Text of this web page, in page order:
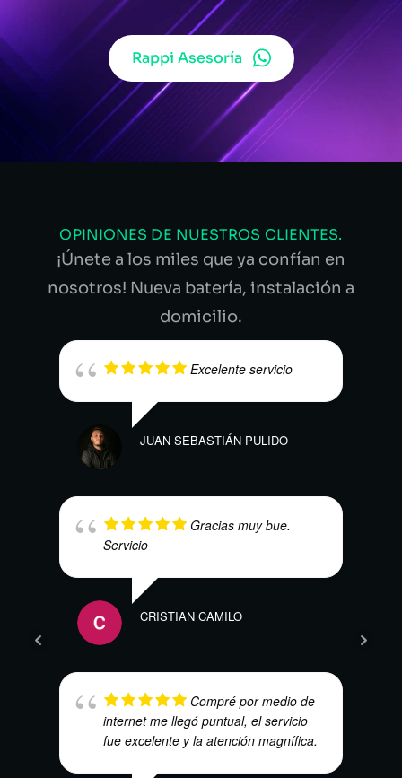
Rappi Asesoría
OPINIONES DE NUESTROS CLIENTES.
¡Únete a los miles que ya confían en
nosotros! Nueva batería, instalación a
domicilio.
Excelente servicio
JUAN SEBASTIÁN PULIDO
Gracias muy bue.
Servicio
CRISTIAN CAMILO
Compré por medio de
internet me llegó puntual, el servicio
fue excelente y la atención magnífica.